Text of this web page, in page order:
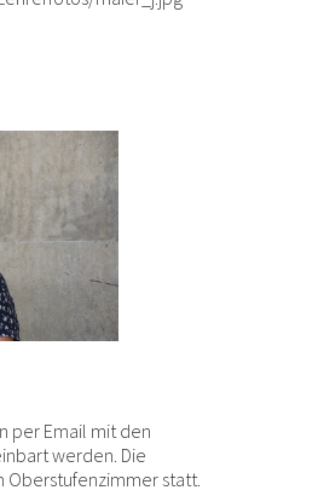
per Email mit den
werden. Die
Oberstufenzimmer statt.